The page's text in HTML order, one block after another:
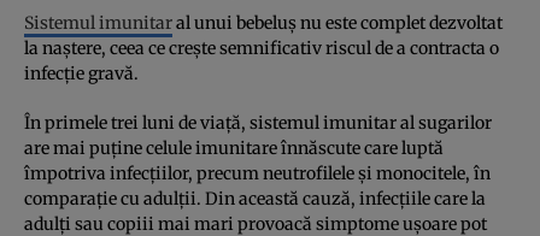
Sistemul imunitaral unui bebeluș nu este complet dezvoltat
la naștere, ceea ce crește semnificativ riscul de a contracta o
infecție gravă.
În primele trei luni de viață, sistemul imunitar al sugarilor
are mai puține celule imunitare înnăscute care luptă
împotriva infecțiilor, precum neutrofilele și monocitele, în
comparație cu adulții. Din această cauză, infecțiile care la
adulți sau copiii mai mari provoacă simptome ușoare pot